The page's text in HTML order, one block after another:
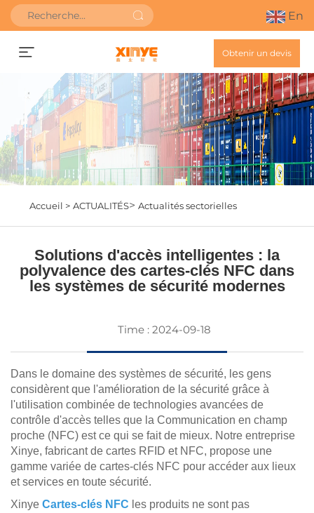
En
Obtenir un devis
Accueil > ACTUALITÉS> Actualités sectorielles
Solutions d'accès intelligentes : la
polyvalence des cartes-clés NFC dans
les systèmes de sécurité modernes
Time : 2024-09-18
Dans le domaine des systèmes de sécurité, les gens
considèrent que l'amélioration de la sécurité grâce à
l'utilisation combinée de technologies avancées de
contrôle d'accès telles que la Communication en champ
proche (NFC) est ce qui se fait de mieux. Notre entreprise
Xinye, fabricant de cartes RFID et NFC, propose une
gamme variée de cartes-clés NFC pour accéder aux lieux
et services en toute sécurité.
Xinye Cartes-clés NFC les produits ne sont pas